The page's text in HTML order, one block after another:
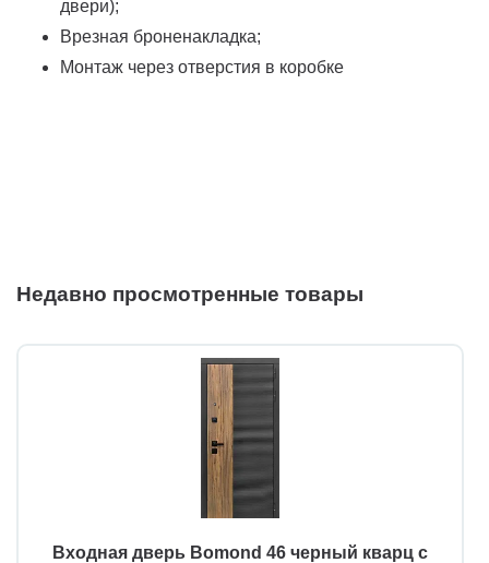
двери);
Врезная броненакладка;
Монтаж через отверстия в коробке
Недавно просмотренные товары
Входная дверь Bomond 46 черный кварц с